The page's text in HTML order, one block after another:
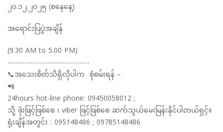
၂၀.၁၂.၂၀၂၅ (စနေနေ့)
အရောင်းပြပွဲအချိန်
(9.30 AM to 5.00 PM)
---------------------------------
📞အသေးစိတ်သိရှိလိုပါက စုံစမ်းရန် –
📲
24hours hot-line phone: 09450058012 ;
သို့ ဖုံးဖြင့်ဖြစ်စေ ၊ viber ဖြင့်ဖြစ်စေ ဆက်သွယ်မေးမြန်းနိုင်ပါတယ်ရှင့်။
ရုံးချိန်အတွင်း : 095148486 ; 09785148486